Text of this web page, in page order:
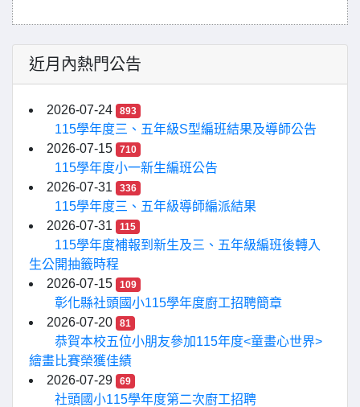
近月內熱門公告
2026-07-24 893
115學年度三、五年級S型編班結果及導師公告
2026-07-15
710
115學年度小一新生編班公告
2026-07-31
336
115學年度三、五年級導師編派結果
2026-07-31
115
115學年度補報到新生及三、五年級編班後轉入
生公開抽籤時程
2026-07-15
109
彰化縣社頭國小115學年度廚工招聘簡章
2026-07-20
81
恭賀本校五位小朋友參加115年度<童畫心世界>
繪畫比賽榮獲佳績
2026-07-29
69
社頭國小115學年度第二次廚工招聘